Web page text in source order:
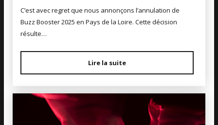
C’est avec regret que nous annonçons l’annulation de
Buzz Booster 2025 en Pays de la Loire. Cette décision
résulte…
Lire la suite